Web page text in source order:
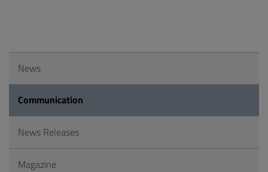
News
Communication
News Releases
Magazine